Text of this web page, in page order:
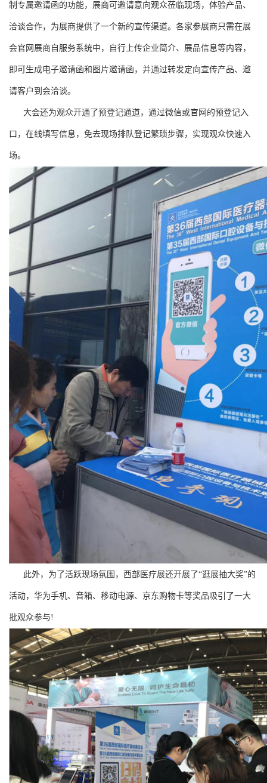
制专属邀请函的功能，展商可邀请意向观众莅临现场，体验产品、
洽谈合作，为展商提供了一个新的宣传渠道。各家参展商只需在展
会官网展商自服务系统中，自行上传企业简介、展品信息等内容，
即可生成电子邀请函和图片邀请函，并通过转发定向宣传产品、邀
请客户到会洽谈。
大会还为观众开通了预登记通道，通过微信或官网的预登记入
口，在线填写信息，免去现场排队登记繁琐步骤，实现观众快速入
场。
此外，为了活跃现场氛围，西部医疗展还开展了“逛展抽大奖”的
活动，华为手机、音箱、移动电源、京东购物卡等奖品吸引了一大
批观众参与!